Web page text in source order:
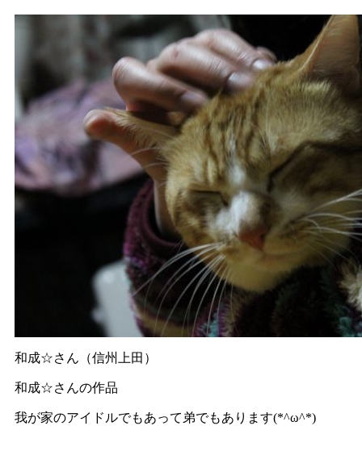
和成☆さん（信州上田）
和成☆さんの作品
我が家のアイドルでもあって弟でもあります(*^ω^*)